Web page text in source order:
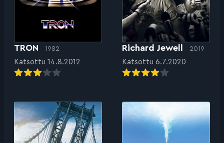
TRON 1982
Katsottu 14.8.2012
Richard Jewell 2019
Katsottu 6.7.2020